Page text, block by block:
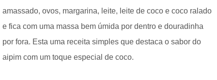
amassado, ovos, margarina, leite, leite de coco e coco ralado
e fica com uma massa bem úmida por dentro e douradinha
por fora. Esta uma receita simples que destaca o sabor do
aipim com um toque especial de coco.